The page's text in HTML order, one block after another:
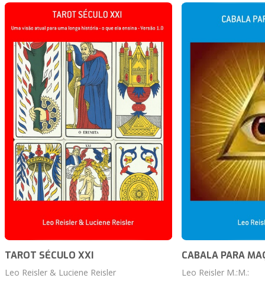
TAROT SÉCULO XXI
Leo Reisler & Luciene Reisler
CABALA PARA
Leo Reisler M.:M.: